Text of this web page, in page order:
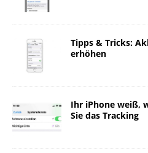
Tipps & Tricks:
erhöhen
Ihr iPhone weiß,
Sie das Tracking